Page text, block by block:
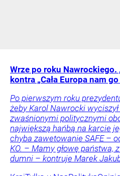
Wrze po roku Nawrockiego.
kontra „Cała Europa nam
Po pierwszym roku
żeby Karol Nawrocki
zwaśnionymi politycznymi
największą hańbą na karcie
chyba zawetowanie SAFE –
KO. – Mamy głowę państwa,
dumni – kontruje Marek